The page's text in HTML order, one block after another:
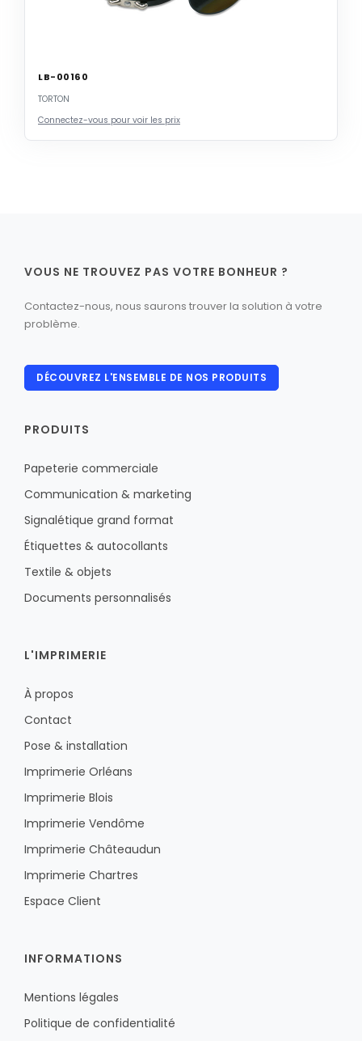
LB-00160
TORTON
Connectez-vous pour voir les prix
VOUS NE TROUVEZ PAS VOTRE BONHEUR ?
Contactez-nous, nous saurons trouver la solution à votre
problème.
DÉCOUVREZ L'ENSEMBLE DE NOS PRODUITS
PRODUITS
Papeterie commerciale
Communication & marketing
Signalétique grand format
Étiquettes & autocollants
Textile & objets
Documents personnalisés
L'IMPRIMERIE
À propos
Contact
Pose & installation
Imprimerie Orléans
Imprimerie Blois
Imprimerie Vendôme
Imprimerie Châteaudun
Imprimerie Chartres
Espace Client
INFORMATIONS
Mentions légales
Politique de confidentialité